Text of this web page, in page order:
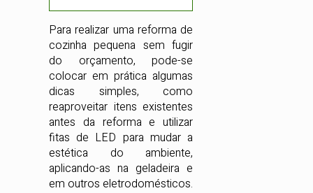
Para realizar uma reforma de
cozinha pequena sem fugir
do orçamento, pode-se
colocar em prática algumas
dicas simples, como
reaproveitar itens existentes
antes da reforma e utilizar
fitas de LED para mudar a
estética do ambiente,
aplicando-as na geladeira e
em outros eletrodomésticos.